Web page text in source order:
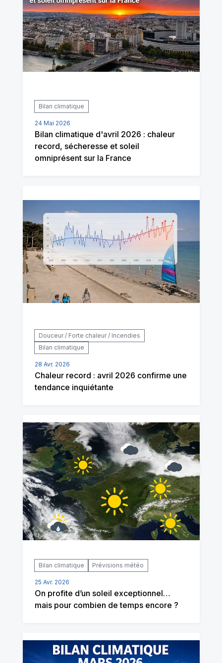
Bilan climatique
24 Mai 2026
Bilan climatique d'avril 2026 : chaleur
record, sécheresse et soleil
omniprésent sur la France
Douceur / Forte chaleur / Incendies
Bilan climatique
28 Avr. 2026
Chaleur record : avril 2026 confirme une
tendance inquiétante
Bilan climatique Prévisions météo
25 Avr. 2026
On profite d’un soleil exceptionnel…
mais pour combien de temps encore ?